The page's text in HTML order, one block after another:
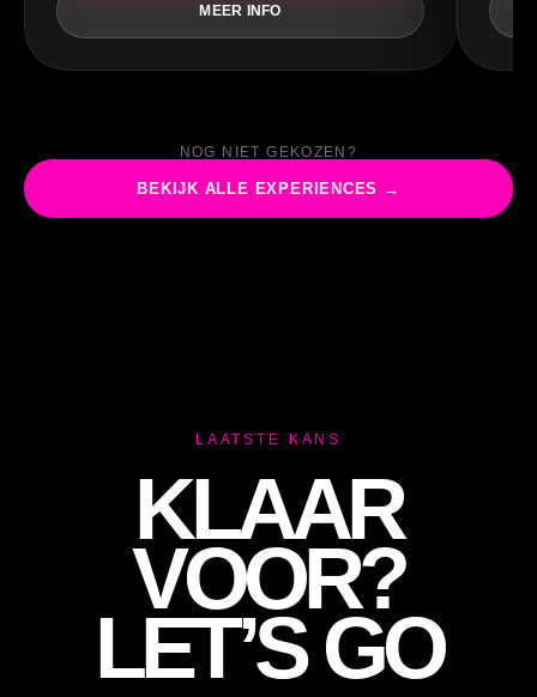
MEER INFO
NOG NIET GEKOZEN?
BEKIJK ALLE EXPERIENCES →
LAATSTE KANS
KLAAR
VOOR?
LET’S GO